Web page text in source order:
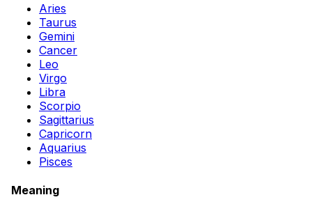
Aries
Taurus
Gemini
Cancer
Leo
Virgo
Libra
Scorpio
Sagittarius
Capricorn
Aquarius
Pisces
Meaning